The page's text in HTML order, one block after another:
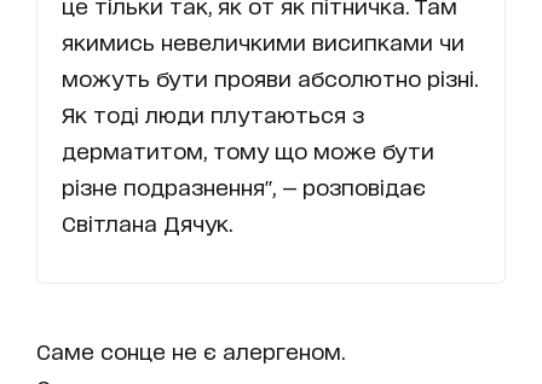
це тільки так, як от як пітничка. Там
якимись невеличкими висипками чи
можуть бути прояви абсолютно різні.
Як тоді люди плутаються з
дерматитом, тому що може бути
різне подразнення", — розповідає
Світлана Дячук.
Саме сонце не є алергеном.